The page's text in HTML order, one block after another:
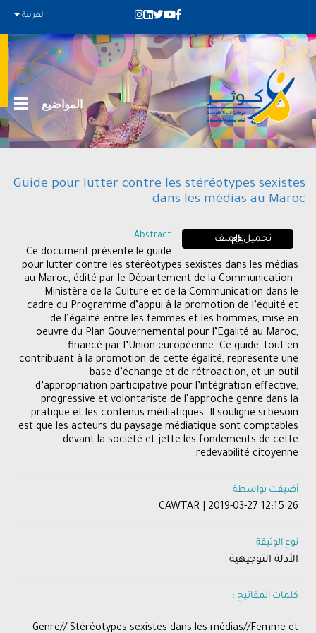
العربية
المواضيع
Guide pour lutter contre les stéréotypes sexistes
dans les médias au Maroc
تحميل الملف Abstract
Ce document présente le guide
pour lutter contre les stéréotypes sexistes dans les médias
au Maroc, édité par le Département de la Communication -
Ministère de la Culture et de la Communication dans le
cadre du Programme d’appui à la promotion de l’équité et
de l’égalité entre les femmes et les hommes, mise en
oeuvre du Plan Gouvernemental pour l’Egalité au Maroc,
financé par l’Union européenne. Ce guide, tout en
contribuant à la promotion de cette égalité, représente une
base d’échange et de rétroaction, et un outil
d’appropriation participative pour l’intégration effective,
progressive et volontariste de l’approche genre dans la
pratique et les contenus médiatiques. Il souligne si besoin
est que les acteurs du paysage médiatique sont comptables
devant la société et jette les fondements de cette
redevabilité citoyenne.
أضيفت بواسطة
CAWTAR | 2019-03-27 12:15:26
نوع الوثيقة
الأدلة التوجيهية
كلمات المفاتيح :
Genre// Stéréotypes sexistes dans les médias//Femme et